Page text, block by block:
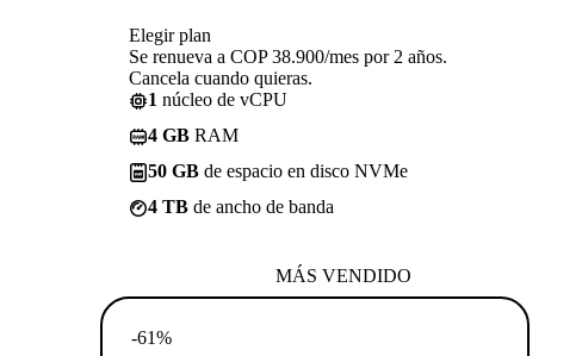
Elegir plan
Se renueva a COP 38.900/mes por 2 años.
Cancela cuando quieras.
1 núcleo de vCPU
4 GB RAM
50 GB de espacio en disco NVMe
4 TB de ancho de banda
MÁS VENDIDO
-61%